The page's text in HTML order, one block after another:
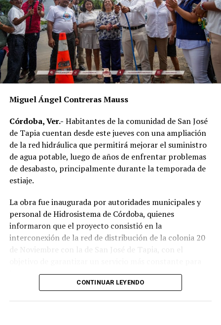
Al evento acudieron el alcalde de Córdoba, Manuel
Alonso Cerezo; la síndica única, Irene Sedas González;
integrantes del Cabildo, así como la directora del DIF
Municipal, Luz del Carmen Lezama Rodríguez, y la
coordinadora de Bienestar Social, Dennis Araceli Lira
Tosqui.
También participaron Lisset Dalila Rojas Moreno,
Virginia Medorio Trujillo, presidenta de la Asociación
Emprender el Vuelo.
El diálogo permitió poner sobre la mesa la importancia
de fortalecer la participación de las mujeres en los
espacios públicos y comunitarios, además de generar
las brechas de desigualdad.
Miguel Ángel Contreras Mauss
Córdoba, Ver.- Habitantes de la comunidad de San José
de Tapia cuentan desde este jueves con una ampliación
de la red hidráulica que permitirá mejorar el suministro
de agua potable, luego de años de enfrentar problemas
de desabasto, principalmente durante la temporada de
estiaje.
La obra fue inaugurada por autoridades municipales y
personal de Hidrosistema de Córdoba, quienes
informaron que el proyecto consistió en la
interconexión de la red de distribución de la colonia 20
de Noviembre con la de San José de Tapia, con el
los usuarios.
CONTINUAR LEYENDO